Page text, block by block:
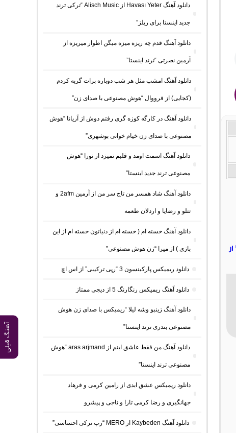
آهنگ قبلی
دانلود آهنگ Havası Yeter از Alisch Music “ترکی ترند
جدید اینستا برای ریلز”
دانلود آهنگ ﻗﺪم ﭼﻪ رﻳﺰه ﻣﻴﺰه ﻣﻴﮕﻦ اﻃﻮار ﻣﻴﺮﻳﺰه از
آرمین نصرتی “ترند اینستا”
دانلود آهنگ امشب مثل هر شب دوباره برات گریه کردم
(کجایی) از فرووال “هوش مصنوعی با صدای زن”
دانلود آهنگ در کارگه کوزه گری رفتم دوش از آریانا “هوش
مصنوعی با صدای زن خیام خوانی بوشهری”
دانلود آهنگ اسمت اومد و قلبم نمیزد از نورا “هوش
مصنوعی ترند جدید اینستا”
دانلود آهنگ شاد همسر من تاج سر من از آرمین 2afm و
تتلو و رضایا و اردلان طعمه
دانلود آهنگ خسته ام ( خسته ام از دنیاتون خسته ام از این
بازی ) از میرا “زن هوش مصنوعی”
دانلود ریمیکس پارکینسون 3 “رپی ترکیبی” از اس اچ
دانلود آهنگ ریمیکس رنگارنگ 5 از دیجی ممتاز
دانلود آهنگ زینبو وشه لیلا “ریمیکس با صدای زن هوش
مصنوعی بندری ترند اینستا”
دانلود آهنگ من فقط عاشق اینم از aras arjmand “هوش
مصنوعی ترند اینستا”
دانلود ریمیکس عشق ابدی از رامین کرمی و فرهاد
جهانگیری و رضا کرمی تارا و ناجی و پیشرو
دانلود آهنگ Kaybeden از MERO “رپ ترکی احساسی”